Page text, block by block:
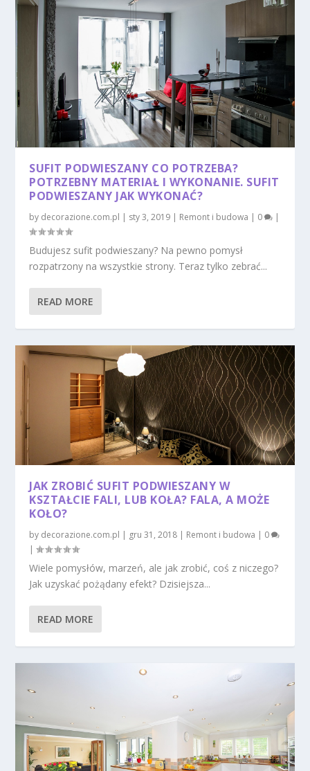
SUFIT PODWIESZANY CO POTRZEBA?
POTRZEBNY MATERIAŁ I WYKONANIE. SUFIT
PODWIESZANY JAK WYKONAĆ?
by decorazione.com.pl sty 3, 2019 Remont i budowa 0
Budujesz sufit podwieszany? Na pewno pomysł
rozpatrzony na wszystkie strony. Teraz tylko zebrać...
READ MORE
JAK ZROBIĆ SUFIT PODWIESZANY W
KSZTAŁCIE FALI, LUB KOŁA? FALA, A MOŻE
KOŁO?
by decorazione.com.pl | gru 31, 2018 | Remont i budowa | 0
|
Wiele pomysłów, marzeń, ale jak zrobić, coś z niczego?
Jak uzyskać pożądany efekt? Dzisiejsza...
READ MORE